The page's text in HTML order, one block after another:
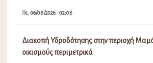
Πε, 06/08/2026 - 02:08
Διακοπή Υδροδότησης στην περιοχή
οικισμούς περιμετρικά